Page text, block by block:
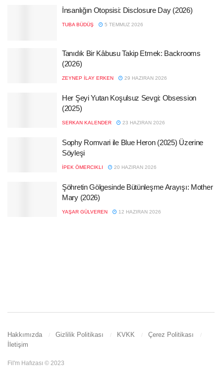
İnsanlığın Otopsisi: Disclosure Day (2026)
TUBA BÜDÜŞ 5 TEMMUZ 2026
Tanıdık Bir Kâbusu Takip Etmek: Backrooms
(2026)
ZEYNEP İLAY ERKEN 29 HAZIRAN 2026
Her Şeyi Yutan Koşulsuz Sevgi: Obsession
(2025)
SERKAN KALENDER 23 HAZIRAN 2026
Sophy Romvari ile Blue Heron (2025) Üzerine
Söyleşi
İPEK ÖMERCIKLI 20 HAZIRAN 2026
Şöhretin Gölgesinde Bütünleşme Arayışı: Mother
Mary (2026)
YAŞAR GÜLVEREN 12 HAZIRAN 2026
Hakkımızda Gizlilik Politikası KVKK
Çerez Politikası
İletişim
Fil'm Hafızası © 2023